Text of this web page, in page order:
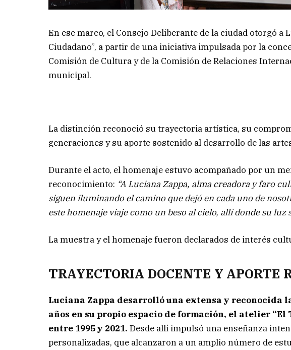
En ese marco, el Consejo Deliberante de la ciudad otorgó a
Ciudadano”, a partir de una iniciativa impulsada por la
Comisión de Cultura y de la Comisión de Relaciones
municipal.
La distinción reconoció su trayectoria artística, su
generaciones y su aporte sostenido al desarrollo de las
Durante el acto, el homenaje estuvo acompañado por un
reconocimiento: “A Luciana Zappa, alma creadora y faro
siguen iluminando el camino que dejó en cada uno de
este homenaje viaje como un beso al cielo, allí donde su luz
La muestra y el homenaje fueron declarados de interés
TRAYECTORIA DOCENTE Y APORTE
Luciana Zappa desarrolló una extensa y reconocida
años en su propio espacio de formación, el atelier
entre 1995 y 2021.Desde allí impulsó una enseñanza
personalizadas, que alcanzaron a un amplio número de